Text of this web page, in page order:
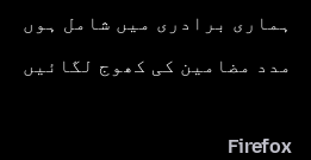
ہماری برادری میں شامل ہوں
مدد مضامین کی کھوج لگائیں
Firefox